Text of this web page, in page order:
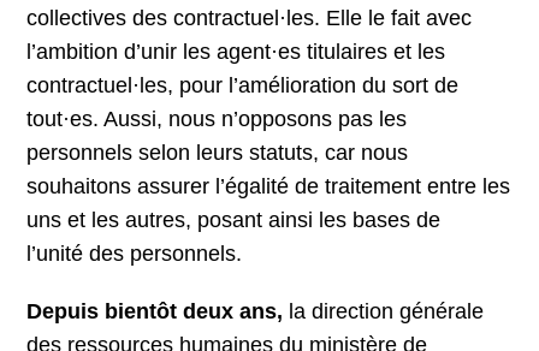
collectives des contractuel·les. Elle le fait avec
l’ambition d’unir les agent·es titulaires et les
contractuel·les, pour l’amélioration du sort de
tout·es. Aussi, nous n’opposons pas les
personnels selon leurs statuts, car nous
souhaitons assurer l’égalité de traitement entre les
uns et les autres, posant ainsi les bases de
l’unité des personnels.
Depuis bientôt deux ans, la direction générale
des ressources humaines du ministère de